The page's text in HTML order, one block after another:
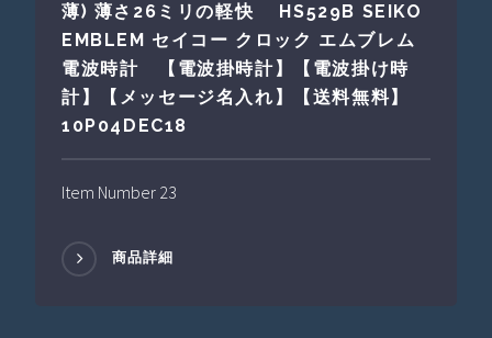
薄) 薄さ26ミリの軽快 HS529B SEIKO
EMBLEM セイコー クロック エムブレム
電波時計 【電波掛時計】【電波掛け時
計】【メッセージ名入れ】【送料無料】
10P04DEC18
Item Number 23
商品詳細